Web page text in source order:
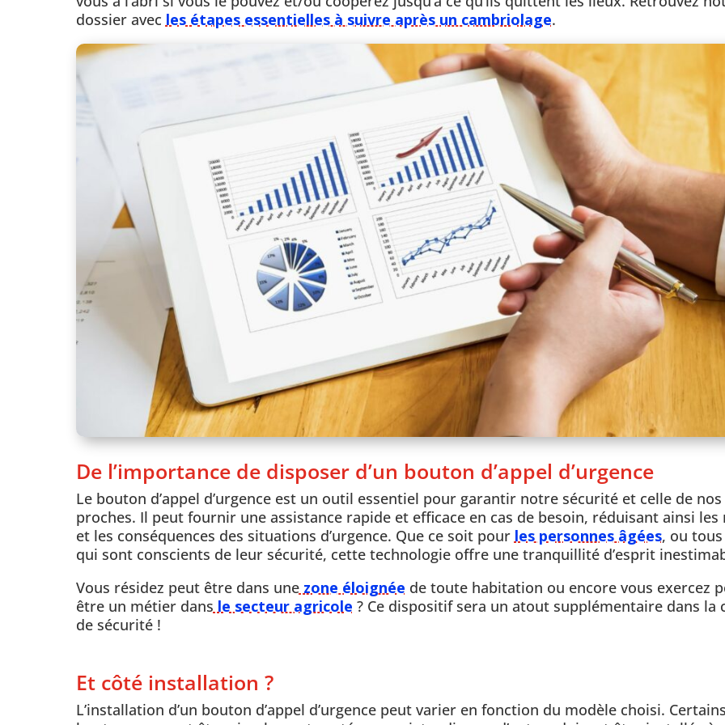
dossier avec les étapes essentielles à suivre après un cambriolage.
De l’importance de disposer d’un bouton d’appel d’urgence
Le bouton d’appel d’urgence est un outil essentiel pour garantir notre sécurité et celle de nos
proches. Il peut fournir une assistance rapide et efficace en cas de besoin, réduisant ainsi les
et les conséquences des situations d’urgence. Que ce soit pour les personnes âgées, ou
qui sont conscients de leur sécurité, cette technologie offre une tranquillité d’esprit
Vous résidez peut être dans unezone éloignée de toute habitation ou encore vous exercez
être un métier dans le secteur agricole ? Ce dispositif sera un atout supplémentaire dans la
de sécurité !
Et côté installation ?
L’installation d’un bouton d’appel d’urgence peut varier en fonction du modèle choisi.